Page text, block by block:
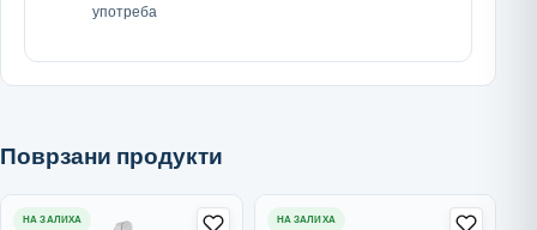
употреба
Поврзани продукти
НА ЗАЛИХА НА ЗАЛИХА